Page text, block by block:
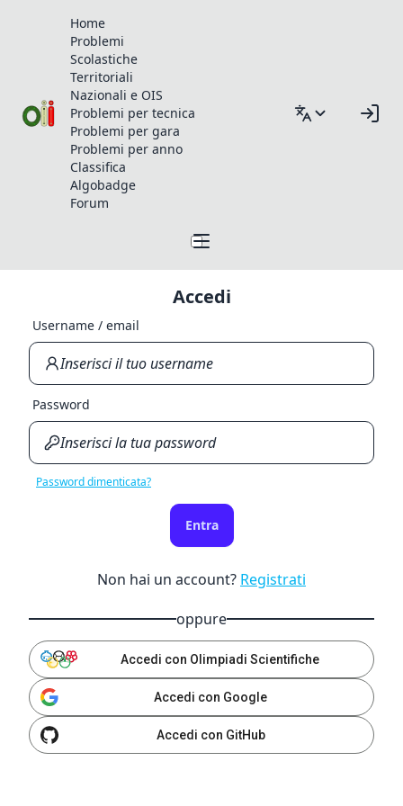
Home
Problemi
Scolastiche
Territoriali
Nazionali e OIS
Problemi per tecnica
Problemi per gara
Problemi per anno
Classifica
Algobadge
Forum
Accedi
Username / email
Password
Password dimenticata?
Entra
Non hai un account? Registrati
oppure
Accedi con Olimpiadi Scientifiche
Accedi con Google
Accedi con GitHub